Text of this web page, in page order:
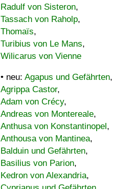
Radulf von Sisteron,
Tassach von Raholp,
Thomaïs,
Turibius von Le Mans,
Wilicarus von Vienne
• neu: Agapus und Gefährten,
Agrippa Castor,
Adam von Crécy,
Andreas von Montereale,
Anthusa von Konstantinopel,
Anthousa von Mantinea,
Balduin und Gefährten,
Basilius von Parion,
Kedron von Alexandria,